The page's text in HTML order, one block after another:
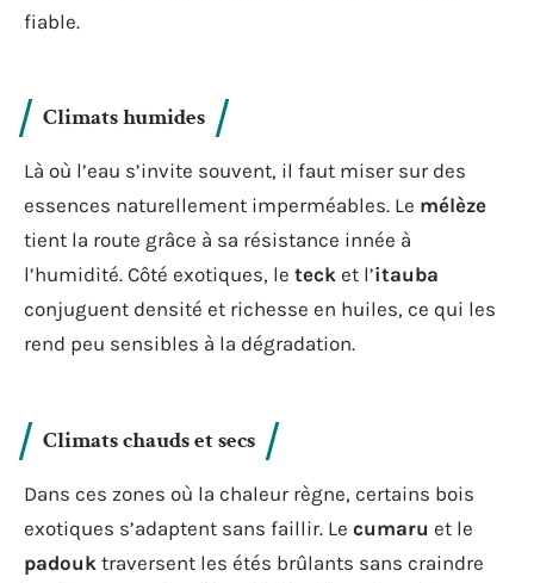
fiable.
Climats humides
Là où l’eau s’invite souvent, il faut miser sur des
essences naturellement imperméables. Le mélèze
tient la route grâce à sa résistance innée à
l’humidité. Côté exotiques, le teck et l’itauba
conjuguent densité et richesse en huiles, ce qui les
rend peu sensibles à la dégradation.
Climats chauds et secs
Dans ces zones où la chaleur règne, certains bois
exotiques s’adaptent sans faillir. Le cumaru et le
padouk traversent les étés brûlants sans craindre